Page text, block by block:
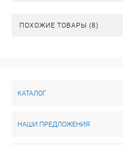
ПОХОЖИЕ ТОВАРЫ (8)
КАТАЛОГ
НАШИ ПРЕДЛОЖЕНИЯ